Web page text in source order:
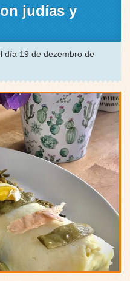
judías y
día 19 de dezembro de